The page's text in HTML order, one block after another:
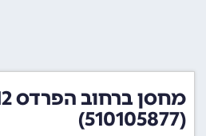
(510105877)